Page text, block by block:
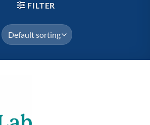
FILTER